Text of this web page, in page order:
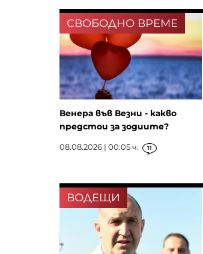
СВОБОДНО ВРЕМЕ
Венера във Везни - какво
предстои за зодиите?
08.08.2026 | 00:05 ч. 11
ВОДЕЩИ